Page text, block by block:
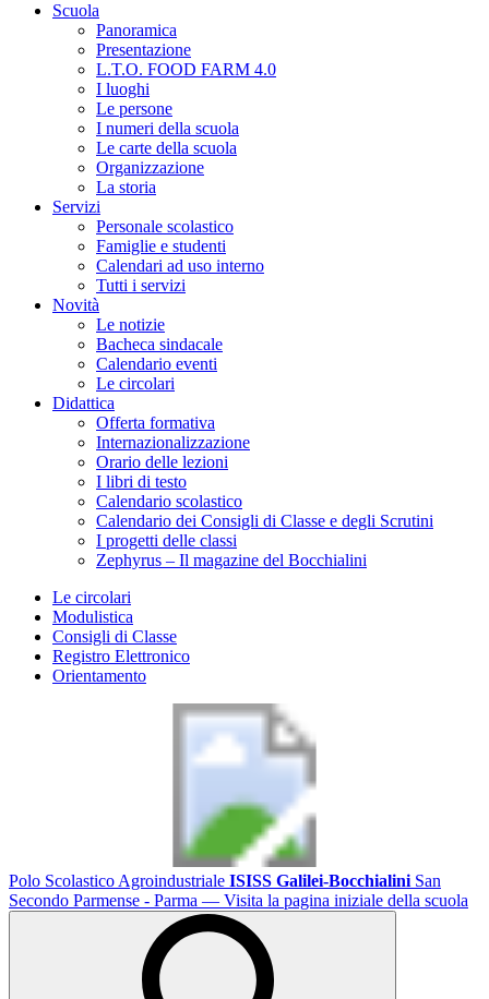
Scuola
Panoramica
Presentazione
L.T.O. FOOD FARM 4.0
I luoghi
Le persone
I numeri della scuola
Le carte della scuola
Organizzazione
La storia
Servizi
Personale scolastico
Famiglie e studenti
Calendari ad uso interno
Tutti i servizi
Novità
Le notizie
Bacheca sindacale
Calendario eventi
Le circolari
Didattica
Offerta formativa
Internazionalizzazione
Orario delle lezioni
I libri di testo
Calendario scolastico
Calendario dei Consigli di Classe e degli Scrutini
I progetti delle classi
Zephyrus – Il magazine del Bocchialini
Le circolari
Modulistica
Consigli di Classe
Registro Elettronico
Orientamento
Polo Scolastico Agroindustriale ISISS Galilei-Bocchialini San
Secondo Parmense - Parma — Visita la pagina iniziale della scuola